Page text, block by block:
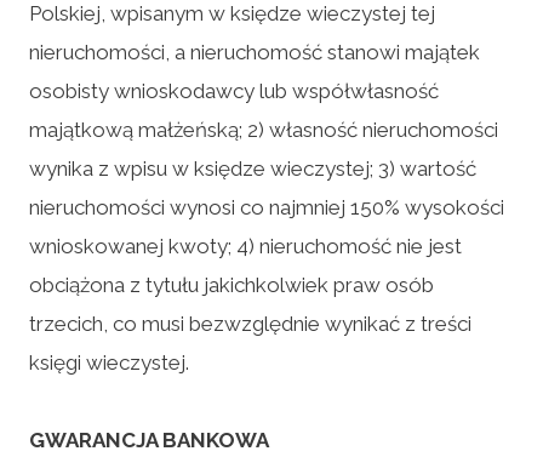
Polskiej, wpisanym w księdze wieczystej tej
nieruchomości, a nieruchomość stanowi majątek
osobisty wnioskodawcy lub współwłasność
majątkową małżeńską; 2) własność nieruchomości
wynika z wpisu w księdze wieczystej; 3) wartość
nieruchomości wynosi co najmniej 150% wysokości
wnioskowanej kwoty; 4) nieruchomość nie jest
obciążona z tytułu jakichkolwiek praw osób
trzecich, co musi bezwzględnie wynikać z treści
księgi wieczystej.
GWARANCJA BANKOWA